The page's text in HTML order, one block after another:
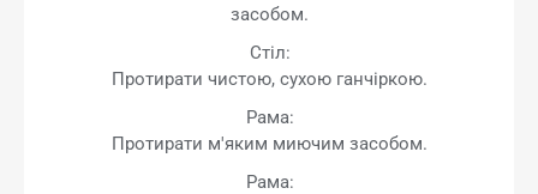
засобом.
Стіл:
Протирати чистою, сухою ганчіркою.
Рама:
Протирати м'яким миючим засобом.
Рама: